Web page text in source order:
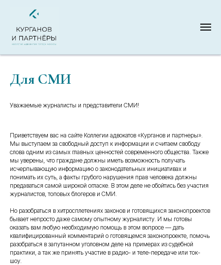
Для СМИ
Уважаемые журналисты и представители СМИ!
Приветствуем вас на сайте Коллегии адвокатов «Курганов и партнеры».
Мы выступаем за свободный доступ к информации и считаем свободу
слова одним из самых главных ценностей современного общества. Также
мы уверены, что граждане должны иметь возможность получать
исчерпывающую информацию о законодательных инициативах и
понимать их суть, а факты грубого нарушения прав человека должны
предаваться самой широкой огласке. В этом деле не обойтись без участия
журналистов, топовых блогеров и СМИ.
Но разобраться в хитросплетениях законов и готовящихся законопроектов
бывает непросто даже самому опытному журналисту. И мы готовы
оказать вам любую необходимую помощь в этом вопросе — дать
квалифицированный комментарий о готовящемся законопроекте, помочь
разобраться в запутанном уголовном деле на примерах из судебной
практики, а так же принять участие в радио- и теле-передаче или ток-
шоу.